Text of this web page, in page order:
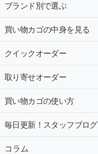
ブランド別で選ぶ
買い物カゴの中身を見る
クイックオーダー
取り寄せオーダー
買い物カゴの使い方
毎日更新！スタッフブログ
コラム